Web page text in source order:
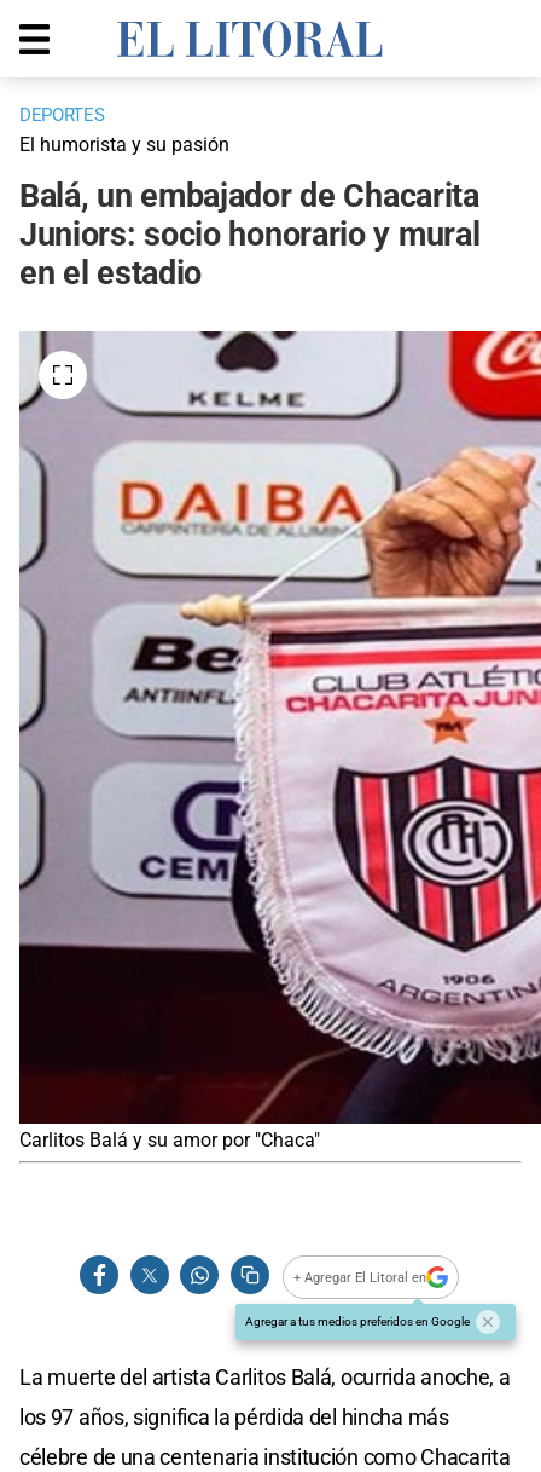
DEPORTES
El humorista y su pasión
Balá, un embajador de Chacarita
Juniors: socio honorario y mural
en el estadio
Carlitos Balá y su amor por "Chaca"
+ Agregar El Litoral en
Agregar a tus medios preferidos en Google
La muerte del artista Carlitos Balá, ocurrida anoche, a
los 97 años, significa la pérdida del hincha más
célebre de una centenaria institución como Chacarita